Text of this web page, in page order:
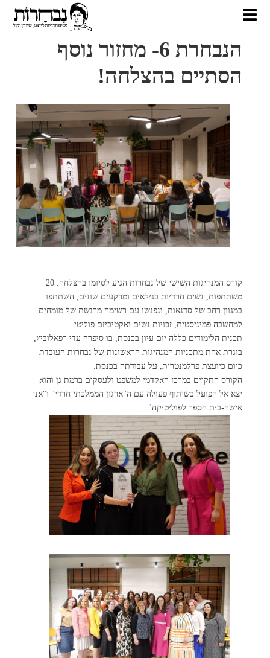
הנבחרת 6- מחזור נוסף
הסתיים בהצלחה!
קורס המנהיגות השישי של נבחרות הגיע לסיומו בהצלחה. 20
משתתפות, נשים חרדיות בגילאים ומרקעים שונים, השתתפו
במגוון רחב של סדנאות, ונפגשו עם רשימה מרגשת של מומחים
למחשבה פמיניסטית, זכויות נשים ואקטיביזם פוליטי.
תכנית הלימודים כללה יום עיון בכנסת, בו סיפרה עדי רפאלוביץ,
בוגרת אחת מתכניות המנהיגות הראשונות של נבחרות העובדת
כיום כיועצת פרלמנטרית, על עבודתה בכנסת.
הקורס התקיים במרכז האקדמי למשפט ולעסקים ברמת גן והוא
יצא אל הפועל בשיתוף פעולה עם ה"ארגון הממלכתי חרדי" ו"אני
אישה-בית הספר לפוליטיקה".